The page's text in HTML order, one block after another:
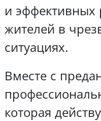
и
жителей в
ситуациях.
Вместе с
которая